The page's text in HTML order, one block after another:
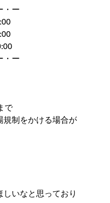
・ー
・ー
で
制をかける場合が
いなと思っており